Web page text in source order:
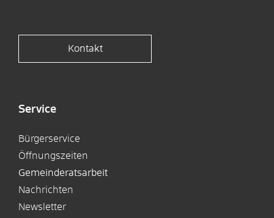
Kontakt
Service
Bürgerservice
Öffnungszeiten
Gemeinderatsarbeit
Nachrichten
Newsletter